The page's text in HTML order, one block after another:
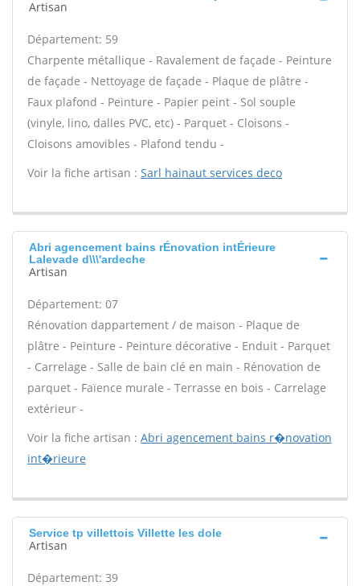
Artisan
Département: 59
Charpente métallique - Ravalement de façade - Peinture
de façade - Nettoyage de façade - Plaque de plâtre -
Faux plafond - Peinture - Papier peint - Sol souple
(vinyle, lino, dalles PVC, etc) - Parquet - Cloisons -
Cloisons amovibles - Plafond tendu -
Voir la fiche artisan : Sarl hainaut services deco
Abri agencement bains rÉnovation intÉrieure
Lalevade d\\\'ardeche
Artisan
Département: 07
Rénovation dappartement / de maison - Plaque de
plâtre - Peinture - Peinture décorative - Enduit - Parquet
- Carrelage - Salle de bain clé en main - Rénovation de
parquet - Faïence murale - Terrasse en bois - Carrelage
extérieur -
Voir la fiche artisan : Abri agencement bains r�novation
int�rieure
Service tp villettois Villette les dole
Artisan
Département: 39